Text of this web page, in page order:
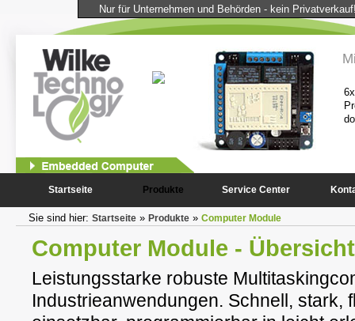
Nur für Unternehmen und Behörden - kein
für Ihre Geräte und Anlagen.
Multitaskingsystem,
Startseite Produkte Service Center
Sie sind hier: Startseite » Produkte » Computer Module
Computer Module - Übersicht
Leistungsstarke robuste
Industrieanwendungen. Schnell, stark,